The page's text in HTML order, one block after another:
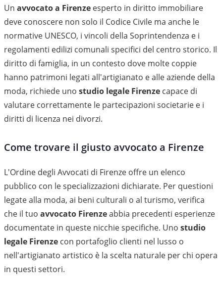
Un avvocato a Firenze esperto in diritto immobiliare
deve conoscere non solo il Codice Civile ma anche le
normative UNESCO, i vincoli della Soprintendenza e i
regolamenti edilizi comunali specifici del centro storico. Il
diritto di famiglia, in un contesto dove molte coppie
hanno patrimoni legati all'artigianato e alle aziende della
moda, richiede uno studio legale Firenze capace di
valutare correttamente le partecipazioni societarie e i
diritti di licenza nei divorzi.
Come trovare il giusto avvocato a Firenze
L'Ordine degli Avvocati di Firenze offre un elenco
pubblico con le specializzazioni dichiarate. Per questioni
legate alla moda, ai beni culturali o al turismo, verifica
che il tuo avvocato Firenzeabbia precedenti esperienze
documentate in queste nicchie specifiche. Uno studio
legale Firenze con portafoglio clienti nel lusso o
nell'artigianato artistico è la scelta naturale per chi opera
in questi settori.